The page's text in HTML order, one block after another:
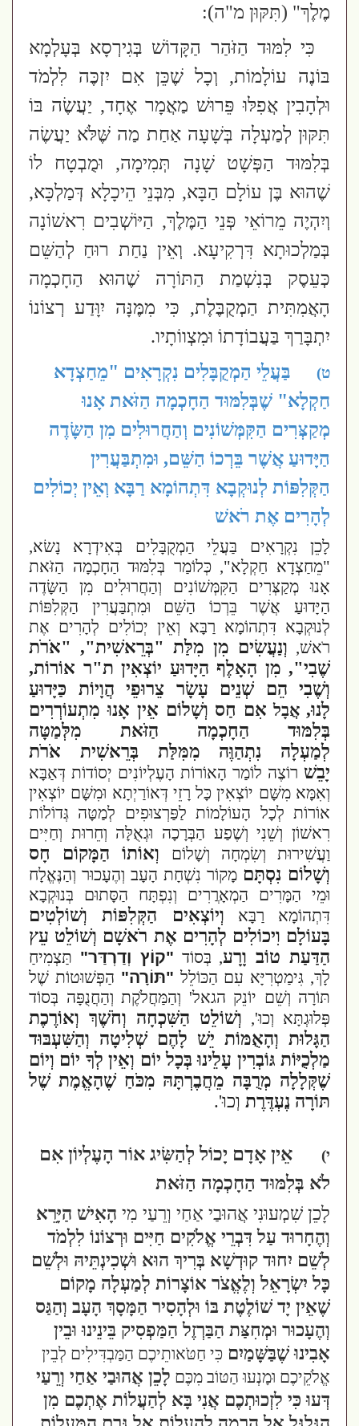
מֶלֶךְ"(תִּקּוּן מ"ה):
כִּי לִמּוּד הַזֹּהַר הַקָּדוֹשׁבְּגִירְסָא בְּעָלְמָא
בּוֹנֶה עוֹלָמוֹת, וְכָל שֶׁכֵּן אִם יִזְכֶּה לִלְמֹד
וּלְהָבִין אֲפִלּוּ פֵּרוּשׁ מַאֲמָר אֶחָד,יַעֲשֶׂה בּוֹ
תִּקּוּן לְמַעְלָה בְּשָׁעָה אַחַת מַה שֶּׁלֹּא יַעֲשֶׂה
בְּלִמּוּד הַפְּשָׁט שָׁנָה תְּמִימָה, וּמֻבְטָח לוֹ
שֶׁהוּא בֶּן עוֹלָם הַבָּא, מִבְּנֵי הֵיכָלָא דְּמַלְכָּא,
וְיִהְיֶה מֵרוֹאֵי פְּנֵי הַמֶּלֶךְ, הַיּוֹשְׁבִים רִאשׁוֹנָה
בְּמַלְכוּתָא דִּרְקִיעָא. וְאֵין נַחַת רוּחַ לְהַשֵּׁם
כְּעֵסֶק בְּנִשְׁמַת הַתּוֹרָה שֶׁהוּא הַחָכְמָה
הָאֲמִתִּית הַמְקֻבֶּלֶת, כִּי מִמֶּנָּה יִוָּדַע רְצוֹנוֹ
יִתְבָּרַךְ בַּעֲבוֹדָתוֹ וּמִצְווֹתָיו.
ט)
בַּעֲלֵי הַמְקֻבָּלִים נִקְרָאִים "מֵחַצְדָא
חַקְלָא" שֶׁבְּלִמּוּד הַחָכְמָה הַזֹּאת אָנוּ
מְקַצְּרִים הַקִּמְּשׁוֹנִים וְהַחֲרוּלִים מִן הַשָּׂדֶה
הַיָּדוּעַ אֲשֶׁר בֵּרְכוֹ הַשֵּׁם, וּמִתְבַּעֲרִין
הַקְּלִפּוֹת לְנוּקְבָא דִּתְהוֹמָא רַבָּא וְאֵין יְכוֹלִים
לְהָרִים אֶת רֹאשׁ
לָכֵן נִקְרָאִים בַּעֲלֵי הַמְקֻבָּלִים בְּאִידְרָא נָשׂא,
"מֵחַצְדָא חַקְלָא", כְּלוֹמַר בְּלִמּוּד הַחָכְמָה הַזֹּאת
אָנוּ מְקַצְּרִים הַקִּמְּשׁוֹנִים וְהַחֲרוּלִים מִן הַשָּׂדֶה
הַיָּדוּעַ אֲשֶׁר בֵּרְכוֹ הַשֵּׁם וּמִתְבַּעֲרִין הַקְּלִפּוֹת
לְנוּקְבָא דִּתְהוֹמָא רַבָּא וְאֵין יְכוֹלִים לְהָרִים אֶת
רֹאשׁ,וְנַעֲשִׂים מִן מִלַּת "בְּרֵאשִׁית", "אֹרֹת
שֶׁבִי", מִן הָאָלֶף הַיָּדוּעַ יוֹצְאִין ת"ר אוֹרוֹת,
וְשֶׁבִי הֵם שְׁנֵים עָשָׂר צֵרוּפֵי הֲוָיוֹת כַּיָּדוּעַ
לָנוּ, אֲבָל אִם חַס וְשָׁלוֹם אֵין אָנוּ מִתְעוֹרְרִים
בְּלִמּוּד הַחָכְמָה הַזֹּאת מִלְּמַטָּה
לְמַעְלָה נִתְהַוֶּה מִמִּלַּת בְּרֵאשִׁית אֹרֹת
יָבֵשׁ רוֹצֶה לוֹמַר הָאוֹרוֹת הָעֶלְיוֹנִים יְסוֹדוֹת דְּאַבָּא
וְאִמָּא מִשָּׁם יוֹצְאִין כָּל רָזֵי דְּאוֹרַיְתָא וּמִשָּׁם יוֹצְאִין
אוֹרוֹת לְכָל הָעוֹלָמוֹת לַפַּרְצוּפִים לְמַטָּה גְּדוֹלוֹת
רִאשׁוֹן וְשֵׁנִי וְשֶׁפַע הַבְּרָכָה וּגְאֻלָּה וְחֵרוּת וְחַיִּים
וַעֲשִׁירוּת וְשִׂמְחָה וְשָׁלוֹם
וְאוֹתוֹ הַמָּקוֹם חָס
וְשָׁלוֹם נִסְתָּם מָקוֹר נִשְׁחָת הָעָב וְהֶעָכוּר וְהַנֶּאֱלָח
וּמֵי הַמָּרִים הַמְאָרֲרִים וְנִפְתָּח הַסָּתוּם בְּנוּקְבָא
דִּתְהוֹמָא רַבָּא
וְיוֹצְאִים הַקְּלִפּוֹת וְשׁוֹלְטִים
בָּעוֹלָם וִיכוֹלִים לְהָרִים אֶת רֹאשָׁם וְשׁוֹלֵט עֵץ
הַדַּעַת טוֹב וָרָע, בְּסוֹד "קוֹץ וְדַרְדַּר" תַּצְמִיחַ
לָךְ, גִּימַטְרִיָּא עִם הַכּוֹלֵל "תּוֹרָה" הַפְּשׁוּטוֹת שֶׁל
תּוֹרָה וְשֵׁם יוֹנֵק הגאל' וְהַמַּחֲלֹקֶת וְהַחֲנֻפָּה בְּסוֹד
פְּלוּגְתָּא וְכוּ', וְשׁוֹלֵט הַשִּׁכְחָה וְחֹשֶׁךְ וְאוֹרֶכֶת
הַגָּלוּת וְהָאֻמּוֹת יֵשׁ לָהֶם שְׁלִיטָה וְהַשִּׁעְבּוּד
מַלְכֻיּוֹת גּוֹבְרִין עָלֵינוּ בְּכָל יוֹם וְאֵין לְךָ יוֹם וְיוֹם
שֶׁקְּלָלָה מְרֻבָּה מֵחֲבֶרְתָּהּ מִכֹּחַ שֶׁהָאֱמֶת שֶׁל
תּוֹרָה נֶעְדֶּרֶתוְכוּ'.
אֵין אָדָם יָכוֹל לְהַשִּׂיג אוֹר הָעֶלְיוֹן אִם
לֹא בְּלִמּוּד הַחָכְמָה הַזֹּאת
לָכֵן שִׁמְעוּנִי אֲהוּבַי אַחַי וְרֵעַי מִיהָאִישׁ הַיָּרֵא
וְהֶחָרוּד עַל דִּבְרֵי אֱלֹקִים חַיִּים וּרְצוֹנוֹ לִלְמֹד
לְשֵׁם יִחוּד קוּדְשָׁא בְּרִיךְ הוּא וּשְׁכִינְתֵּיהּ וּלְשֵׁם
כָּל יִשְׂרָאֵל וְלֶאֱצֹר אוֹצָרוֹת לְמַעְלָה מָקוֹם
שֶׁאֵין יָד שׁוֹלֶטֶת בּוֹ וּלְהָסִיר הַמָּסָךְ הָעָב וְהַגַּס
וְהֶעָכוּר וּמְחִצַּת הַבַּרְזֶל הַמַּפְסִיק בֵּינֵינוּ וּבֵין
אָבִינוּ שֶׁבַּשָּׁמַיִםכִּי חַטֹּאותֵיכֶם הַמַּבְדִּילִים לְבֵין
אֱלֹקֵיכֶם וּמָנְעוּ הַטּוֹב מִכֶּםלָכֵן אֲהוּבַי אַחַי וְרֵעַי
דְּעוּ כִּי לִזְכוּתְכֶם אֲנִי בָּא לְהַעֲלוֹת אֶתְכֶם מִן